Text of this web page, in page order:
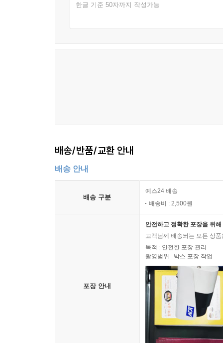
한글 기준 50자까지 작성가능
배송/반품/교환 안내
배송 안내
배송 구분
예스24 배송
배송비 : 2,500원
포장 안내
안전하고 정확한 포장을 위
고객님께 배송되는 모든 상
목적 : 안전한 포장 관리
촬영범위 : 박스 포장 작업